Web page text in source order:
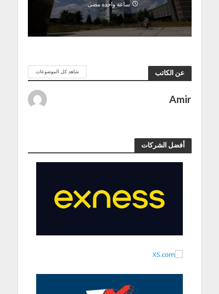
ساعة واحدة مضى
عن الكاتب شاهد كل الموضوعات
Amir
أفضل الشركات